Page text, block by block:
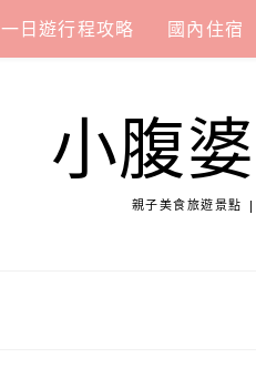
一日遊行程攻略 國內住宿
小腹
親子美食旅遊景點